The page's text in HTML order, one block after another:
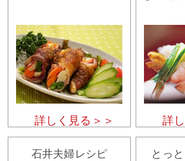
詳しく見る＞＞ 詳
石井夫婦レシピ とっ